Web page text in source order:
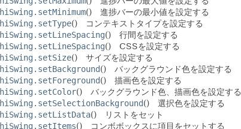
hiSwing.setMinimum() 進捗バーの最小値を設定する
hiSwing.setType() コンテキストタイプを設定する
hiSwing.setLineSpacing() 行間を設定する
hiSwing.setLineSpacing() CSSを設定する
hiSwing.setSize() サイズを設定する
hiSwing.setBackground() バックグラウンド色を設定する
hiSwing.setForeground() 描画色を設定する
hiSwing.setColor() バックグラウンド色、描画色を設定する
hiSwing.setSelectionBackground() 選択色を設定する
hiSwing.setListData() リストをセット
hiSwing.setItems() コンボボックスに項目をセットする